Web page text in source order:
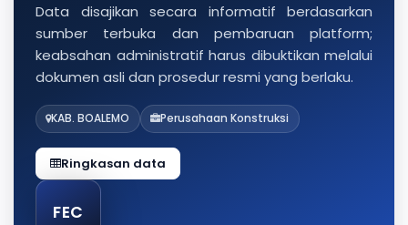
Data disajikan secara informatif berdasarkan
sumber terbuka dan pembaruan platform;
keabsahan administratif harus dibuktikan melalui
dokumen asli dan prosedur resmi yang berlaku.
KAB. BOALEMO Perusahaan Konstruksi
Ringkasan data
FEC